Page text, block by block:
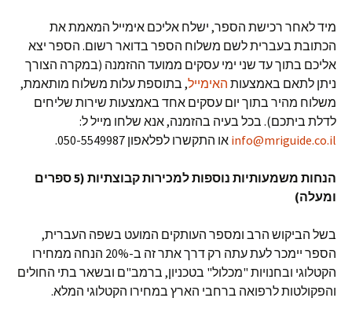
מיד לאחר רכישת הספר, ישלח אליכם אימייל המאמת את
הכתובת בעברית לשם משלוח הספר בדואר רשום. הספר יצא
אליכם בתוך עד שני ימי עסקים ממועד ההזמנה (במקרה הצורך
ניתן לתאם באמצעות האימייל, בתוספת עלות משלוח מותאמת,
משלוח מהיר בתוך יום עסקים אחד באמצעות שירות שליחים
לדלת ביתכם). בכל בעיה בהזמנה, אנא שלחו מייל ל:
info@mriguide.co.il או התקשרו לפלאפון 050-5549987.
הנחות משמעותיות נוספות למכירות קבוצתיות (5 ספרים
ומעלה)
בשל הביקוש הרב ומספר העותקים המועט בשפה העברית,
הספר יימכר לעת עתה רק דרך אתר זה ב-20% הנחה ממחירו
הקטלוגי ובחנויות "מכלול" בטכניון, ברמב"ם ובשאר בתי החולים
והפקולטות לרפואה ברחבי הארץ במחירו הקטלוגי המלא.